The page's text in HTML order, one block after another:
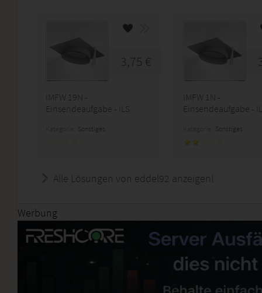
3,75 €
IMFW 19N -
Einsendeaufgabe - ILS
Sonstiges
IMFW 1N -
Einsendeaufgabe -
Sonstiges
Alle Lösungen von eddel92 anzeigen!
Werbung